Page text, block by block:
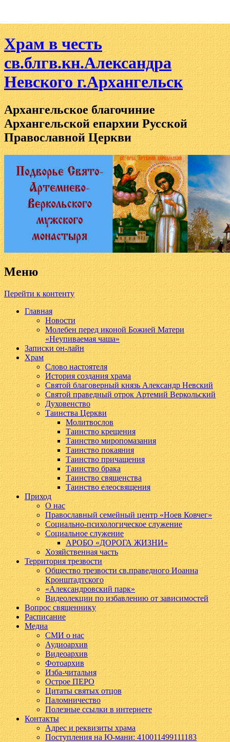
Храм в честь
св.блгв.кн.Александра
Невского г.Архангельск
Архангельское благочиние
Архангельской епархии Русской
Православной Церкви
Меню
Перейти к контенту
Главная
Новости
Молебен перед иконой Божией Матери
«Неупиваемая чаша»
Записки он-лайн
Храм
Слово настоятеля
История создания храма
Святой благоверный князь Александр Невский
Святой праведный отрок Артемий Веркольский
Духовенство
Таинства Церкви
Молитвослов
Таинство крещения
Таинство миропомазания
Таинство покаяния
Таинство причащения
Таинство брака
Таинство священства
Таинство елеосвящения
Приход
О нас
Православный семейный центр «Ноев Ковчег»
Социально-психологическое служение
Социальное служение
АРОБО «ДОРОГА ЖИЗНИ»
Хозяйственная часть
Территория трезвости
Общество трезвости св.праведного Иоанна
Кронштадтского
«Александровский парк»
Видеолекции по избавлению от зависимостей
Вопрос священнику
Расписание
Медиа
СМИ о нас
Аудиоархив
Видеоархив
Фотоархив
Изба-читальня
Острое ПЕРО
Цитаты святых отцов
Паломничество
Полезные ссылки в интернете
Контакты
Адрес и реквизиты храма
Поступления на Ю-мани: 410011499111183